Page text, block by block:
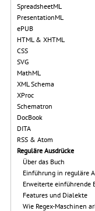
SpreadsheetML
PresentationML
ePUB
HTML & XHTML
CSS
SVG
MathML
XML Schema
XProc
Schematron
DocBook
DITA
RSS & Atom
Reguläre Ausdrücke
Über das Buch
Einführung in reguläre
Erweiterte einführende
Features und Dialekte
Wie Regex-Maschinen